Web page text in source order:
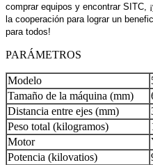
comprar equipos y encontrar SITC,
la cooperación para lograr un
para todos!
PARÁMETROS
Modelo
Tamaño de la máquina (mm)
Distancia entre ejes (mm)
Peso total (kilogramos)
Motor
Potencia (kilovatios)